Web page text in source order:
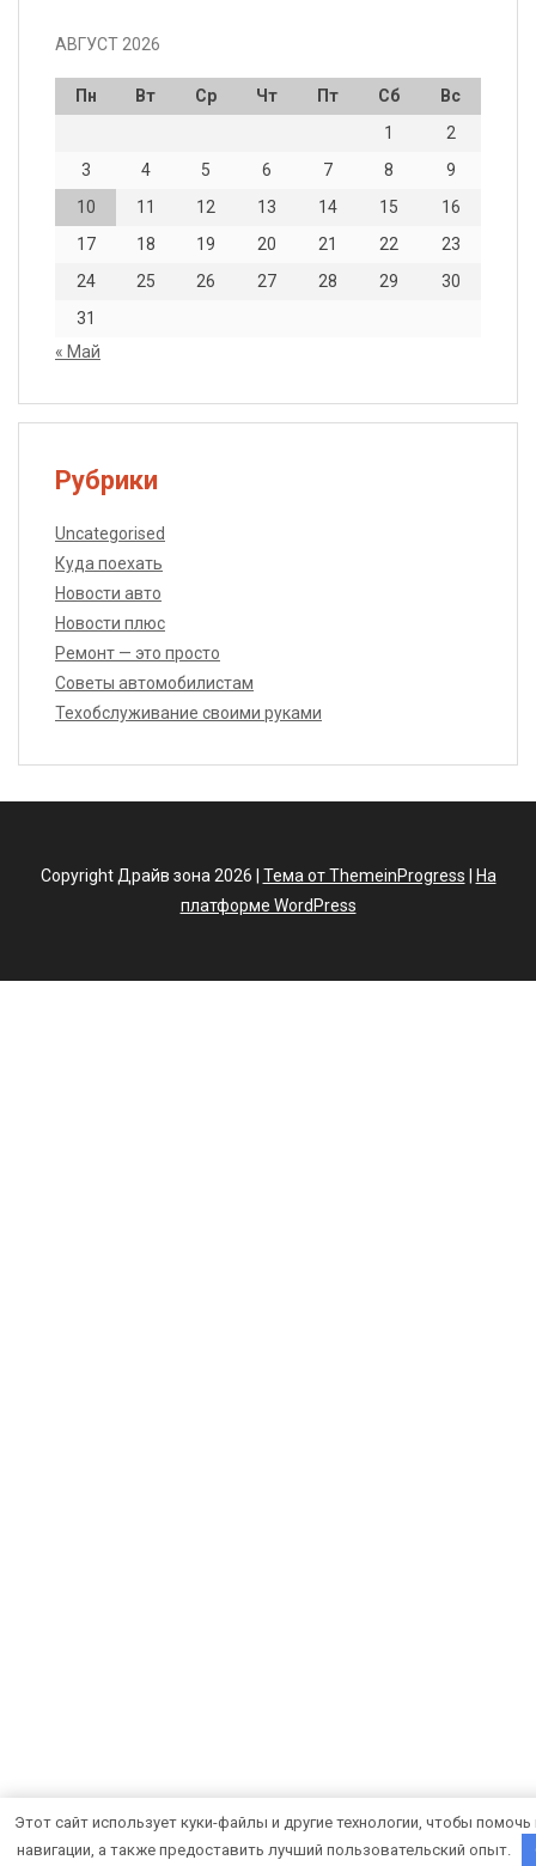
АВГУСТ 2026
Пн Вт Ср Чт Пт Сб
Вс
1
2
3
4 5 6 7 8
9
10
11 12 13 14 15
16
17
18 19 20 21 22
23
24
25 26 27 28 29
30
31
« Май
Рубрики
Uncategorised
Куда поехать
Новости авто
Новости плюс
Ремонт — это просто
Советы автомобилистам
Техобслуживание своими руками
Copyright Драйв зона 2026 | Тема от ThemeinProgress
На
платформе WordPress
Этот сайт использует куки-файлы и другие технологии, чтобы
навигации, а также предоставить лучший пользовательский опыт.